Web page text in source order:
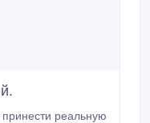
реальную